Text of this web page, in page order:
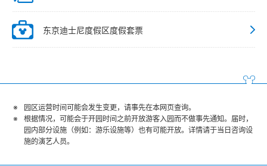
东京迪士尼度假区度假套票
园区运营时间可能会发生变更，请事先在本网页查询。
根据情况，可能会于开园时间之前开放游客入园而不做事先通知。届时，
园内部分设施（例如：游乐设施等）也有可能开放。详情请于当日咨询设
施的演艺人员。